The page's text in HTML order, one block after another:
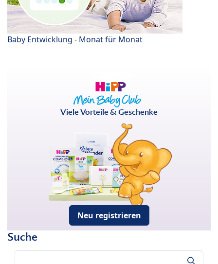
Baby Entwicklung - Monat für Monat
Viele Vorteile & Geschenke
Neu registrieren
Suche